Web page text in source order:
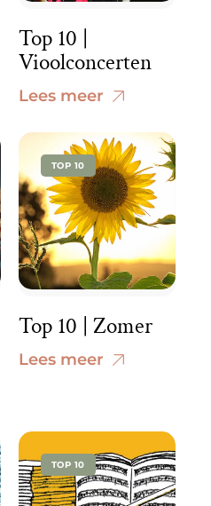
Top 10 |
Vioolconcerten
Lees meer
TOP 10
Top 10 | Zomer
Lees meer
TOP 10